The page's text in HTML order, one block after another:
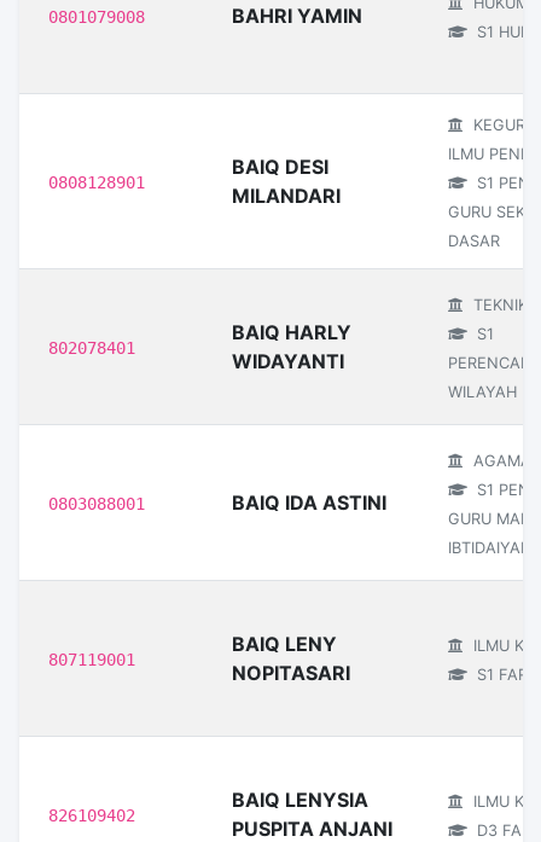
0801079008 BAHRI YAMIN
S1
0808128901
BAIQ DESI
MILANDARI
ILMU
S1
GURU
DASAR
802078401
BAIQ HARLY
WIDAYANTI
TEKNIK
S1
WILAYAH
0803088001 BAIQ IDA ASTINI
AGAMA
S1
GURU
IBTIDAIYAH
807119001
BAIQ LENY
NOPITASARI
ILMU
S1
826109402
BAIQ LENYSIA
PUSPITA ANJANI
ILMU
D3